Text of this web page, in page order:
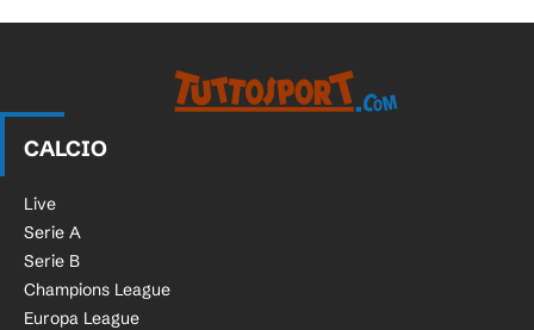
CALCIO
Live
Serie A
Serie B
Champions League
Europa League